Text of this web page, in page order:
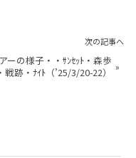
次の記事へ
ーの様子・・ｻﾝｾｯﾄ・森歩
戦跡・ﾅｲﾄ（’25/3/20-22）
»